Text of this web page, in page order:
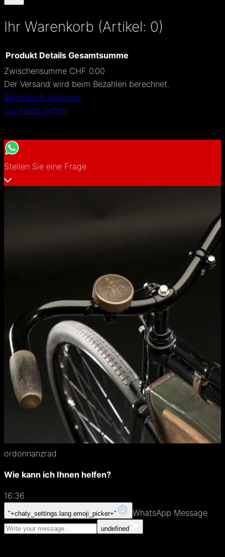
c
h
eIhr Warenkorb (Artikel: 0)
Produkte
im
Warenkorb
Produkt Details Gesamtsumme
Zwischensumme CHF 0.00
Der Versand wird beim Bezahlen berechnet.
Warenkorb anzeigen
Zur Kasse gehen
Stellen Sie eine Frage
ordonnanzrad
Wie kann ich Ihnen helfen?
16:36
"+chaty_settings.lang.emoji_picker+" WhatsApp Message
undefined